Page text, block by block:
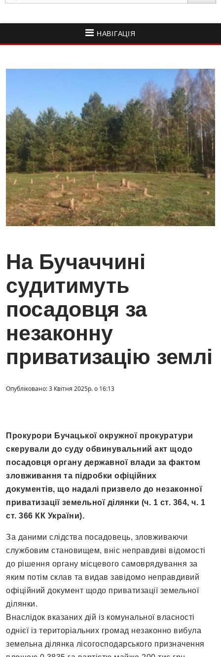
НАВІГАЦІЯ
На Бучаччині
судитимуть
посадовця за
незаконну
приватизацію землі
Опубліковано: 3 Квітня 2025р. о 16:13
Прокурори Бучацької окружної прокуратури
скерували до суду обвинувальний акт щодо
посадовця органу державної влади за фактом
зловживання та підробки офіційних
документів, що надалі призвело до незаконної
приватизації земельної ділянки (ч. 1 ст. 364, ч. 1
ст. 366 КК України).
За даними слідства посадовець, зловживаючи
службовим становищем, вніс неправдиві відомості
до рішення органу місцевого самоврядування за
яким потім склав та видав завідомо неправдивий
офіційний документ щодо приватизації земельної
ділянки.
Внаслідок вказаних дій із комунальної власності
однієї із територіальних громад незаконно вибула
земельна ділянка лісогосподарського призначення